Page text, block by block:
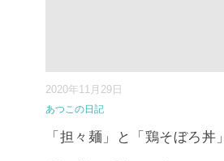
2020年11月29日
あつこの日記
「担々麺」と「鶏そぼろ丼」